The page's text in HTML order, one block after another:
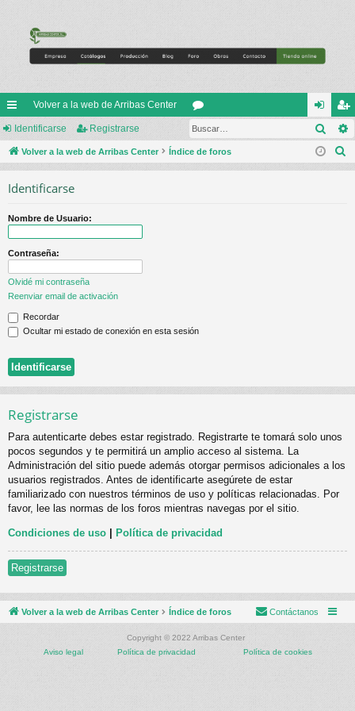
nl
ac
pi
s
Volver a la web de Arribas Center
or
os
de
nti
eg
ist
Identificarse Registrarse
Volver a la web de Arribas Center Índice de foros
Identificarse
Nombre de Usuario:
Contraseña:
Olvidé mi contraseña
Reenviar email de activación
Recordar
Ocultar mi estado de conexión en esta sesión
Registrarse
Para autenticarte debes estar registrado. Registrarte te tomará solo unos
pocos segundos y te permitirá un amplio acceso al sistema. La
Administración del sitio puede además otorgar permisos adicionales a los
usuarios registrados. Antes de identificarte asegúrete de estar
familiarizado con nuestros términos de uso y políticas relacionadas. Por
favor, lee las normas de los foros mientras navegas por el sitio.
Condiciones de uso Política de privacidad
Registrarse
Volver a la web de Arribas Center Índice de foros Contáctanos
Copyright © 2022 Arribas Center
Aviso legal
Política de privacidad Política de cookies